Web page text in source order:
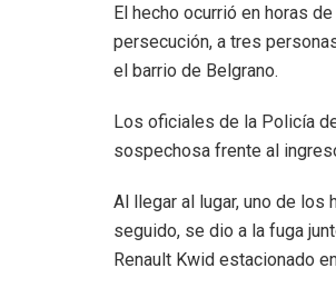
El hecho ocurrió en horas
persecución, a tres
el barrio de Belgrano.
Los oficiales de la Policía
sospechosa frente al
Al llegar al lugar, uno de
seguido, se dio a la fuga
Renault Kwid estacionado